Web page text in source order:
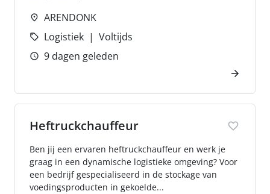
ARENDONK
Logistiek
Voltijds
9 dagen geleden
Heftruckchauffeur
Ben jij een ervaren heftruckchauffeur en werk je
graag in een dynamische logistieke omgeving? Voor
een bedrijf gespecialiseerd in de stockage van
voedingsproducten in gekoelde...